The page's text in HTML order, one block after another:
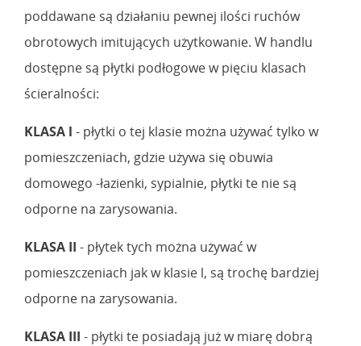
poddawane są działaniu pewnej ilości ruchów
obrotowych imitujących użytkowanie. W handlu
dostępne są płytki podłogowe w pięciu klasach
ścieralności:
KLASA l - płytki o tej klasie można używać tylko w
pomieszczeniach, gdzie używa się obuwia
domowego -łazienki, sypialnie, płytki te nie są
odporne na zarysowania.
KLASA II - płytek tych można używać w
pomieszczeniach jak w klasie l, są trochę bardziej
odporne na zarysowania.
KLASA III - płytki te posiadają już w miarę dobrą